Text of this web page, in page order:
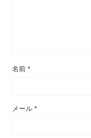
名前 *
メール *